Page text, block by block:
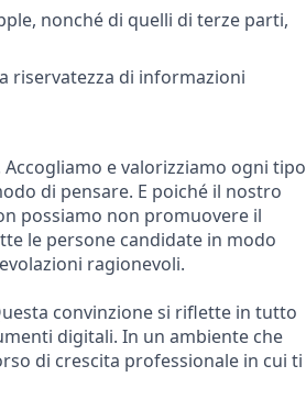
nonché di quelli di terze parti,
riservatezza di informazioni
e valorizziamo ogni tipo
di pensare. E poiché il nostro
possiamo non promuovere il
le persone candidate in modo
ragionevoli.
convinzione si riflette in tutto
digitali. In un ambiente che
di crescita professionale in cui ti